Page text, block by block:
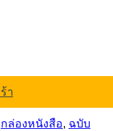
า
กล่องหนังสือ, ฉบับ